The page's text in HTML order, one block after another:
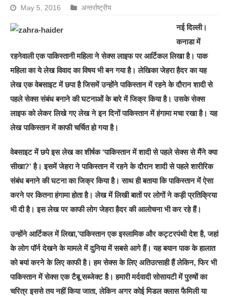
May 5, 2016 अन्तर्राष्ट्रीय
नई दिल्ली।
कनाडा में
रहनेवाली एक पाकिस्तानी महिला ने सेक्स लाइफ पर आर्टिकल लिखा है। पाक
महिला का ये लेख विवाद का विषय भी बन गया है। लेखिका जेहरा हैदर का यह
लेख एक वेबसाइट में छपा है जिसमें उन्होंने पाकिस्‍तान में रहने के दौरान शादी से
पहले सेक्स संबंध बनाने की घटनाओं के बारे में जिक्र किया है। उसके सेक्‍स
लाइफ को लेकर लिखे गए लेख ने इन दिनों पाकिस्‍तान में हंगामा मचा रखा है। यह
लेख पाकिस्‍तान में काफी चर्चित हो गया है।
वेबसाइट में छपे इस लेख का शीर्षक ‘पाकिस्‍तान में शादी से पहले सेक्‍स से मैंने क्‍या
सीखा?’ है। इसमें जेहरा ने पाकिस्‍तान में रहने के दौरान शादी से पहले शारीरिक
संबंध बनाने की घटना का जिक्र किया है। साथ ही बताया कि पाकिस्‍तान में ऐसा
करने पर कितना हंगामा होता है। लेख में लिखी बातों पर लोगों ने कड़ी प्रतिक्रिया
भी दी है। इस लेख पर काफी लोग जेहरा हैदर की आलोचना भी कर रहे हैं।
उन्‍होंने आर्टिकल में लिखा,’पाकिस्तान एक इस्लामिक और कट्टरपंथी देश है, जहां
के लोग पॉर्न देखने के मामले में दुनिया में सबसे आगे हैं। यह बयान पाक के हालात
को बयां करने के लिए काफी है। हम सेक्स के लिए अतिउत्साही हैं लेकिन, फिर भी
पाकिस्तान में सेक्स एक टैबू सब्जेक्ट है। हमारी मर्दवादी सोसायटी में पुरुषों का
चरित्र इससे तय नहीं किया जाता, लेकिन अगर कोई मिडल क्लास फैमिली या